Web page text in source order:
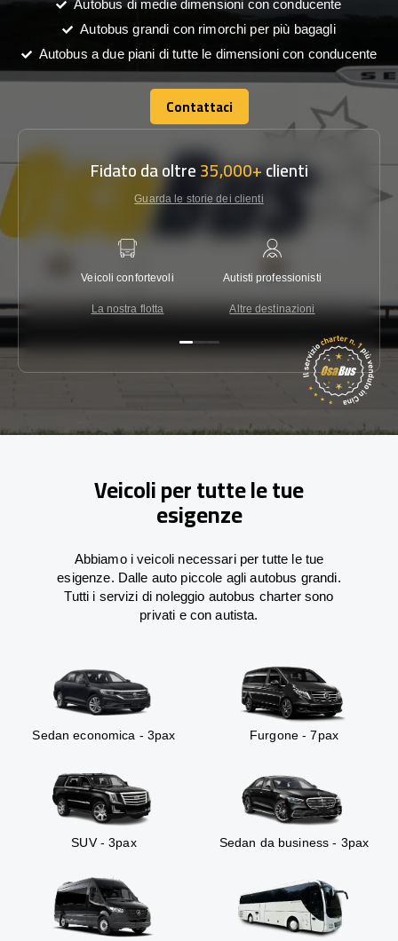
Autobus di medie dimensioni con conducente
Autobus grandi con rimorchi per più bagagli
Autobus a due piani di tutte le dimensioni con conducente
Contattaci
Contattaci
Fidato da oltre35,000+clienti
Guarda le storie dei clienti
Veicoli confortevoli
La nostra flotta
Autisti professionisti
Altre destinazioni
Veicoli per tutte le tue
esigenze
Abbiamo i veicoli necessari per tutte le tue
esigenze. Dalle auto piccole agli autobus grandi.
Tutti i servizi di noleggio autobus charter sono
privati e con autista.
Sedan economica - 3pax Furgone - 7pax
SUV - 3pax Sedan da business - 3pax